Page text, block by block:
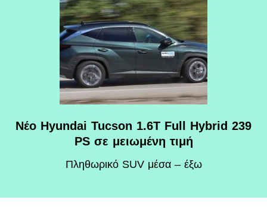
Νέο Hyundai Tucson 1.6T Full Hybrid 239
PS σε μειωμένη τιμή
Πληθωρικό SUV μέσα – έξω